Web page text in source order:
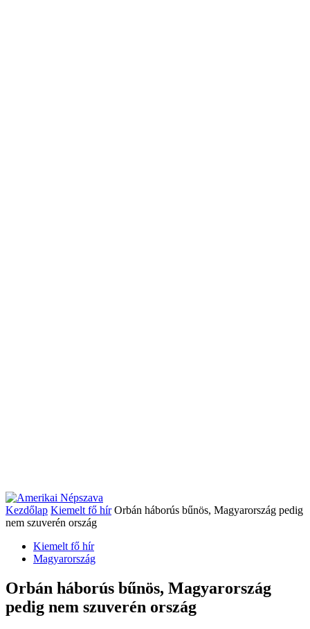
Kezdőlap Kiemelt fő hír Orbán háborús bűnös, Magyarország pedig
nem szuverén ország
Kiemelt fő hír
Magyarország
Orbán háborús bűnös, Magyarország
pedig nem szuverén ország